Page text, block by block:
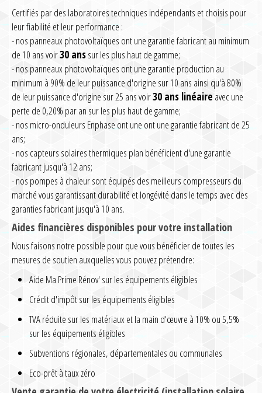
Certifiés par des laboratoires techniques indépendants et choisis pour
leur fiabilité et leur performance :
- nos panneaux photovoltaïques ont une garantie fabricant au minimum
de 10 ans voir30 anssur les plus haut de gamme;
- nos panneaux photovoltaïques ont une garantie production au
minimum à 90% de leur puissance d'origine sur 10 ans ainsi qu'à 80%
de leur puissance d'origine sur 25 ans voir30 ans linéaire avec une
perte de 0,20% par an sur les plus haut de gamme;
- nos micro-onduleurs Enphase ont une ont une garantie fabricant de 25
ans;
- nos capteurs solaires thermiques plan bénéficient d'une garantie
fabricant jusqu'à 12 ans;
- nos pompes à chaleur sont équipés des meilleurs compresseurs du
marché vous garantissant durabilité et longévité dans le temps avec des
garanties fabricant jusqu'à 10 ans.
Aides financières disponibles pour votre installation
Nous faisons notre possible pour que vous bénéficier de toutes les
mesures de soutien auxquelles vous pouvez prétendre:
Aide Ma Prime Rénov' sur les équipements éligibles
Crédit d'impôt sur les équipements éligibles
TVA réduite sur les matériaux et la main d'œuvre à 10% ou 5,5%
sur les équipements éligibles
Subventions régionales, départementales ou communales
Eco-prêt à taux zéro